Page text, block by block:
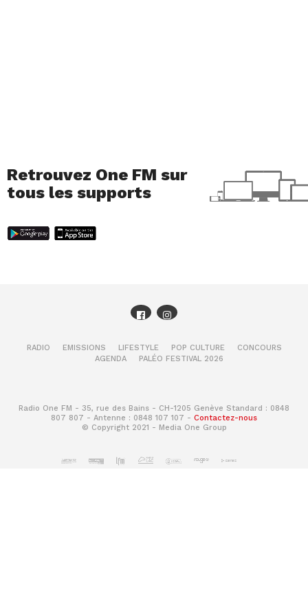
Retrouvez One FM sur
tous les supports
RADIO EMISSIONS LIFESTYLE POP CULTURE
CONCOURS
AGENDA
PALÉO FESTIVAL 2026
Radio One FM - 35, rue des Bains - CH-1205 Genève Standard : 0848
807 807 - Antenne : 0848 107 107 - Contactez-nous
© Copyright 2021 - Media One Group